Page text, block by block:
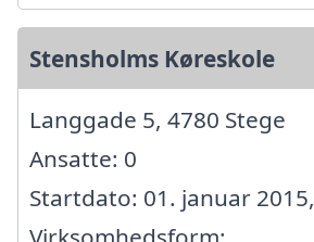
Stensholms Køreskole
Langgade 5, 4780 Stege
Ansatte: 0
Startdato: 01. januar 2015,